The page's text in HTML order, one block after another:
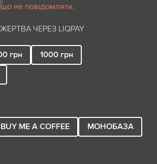
не повідомляти.
ЧЕРЕЗ LIQPAY
грн 1000 грн
BUY ME A COFFEE
МОНОБАЗА